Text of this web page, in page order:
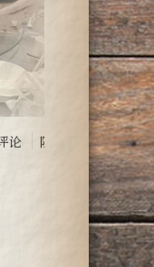
的合
不多
论 随笔